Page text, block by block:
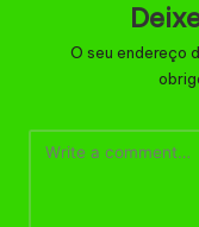
O seu endereço